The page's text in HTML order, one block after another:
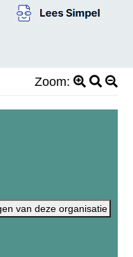
Zoom:
van deze organisatie